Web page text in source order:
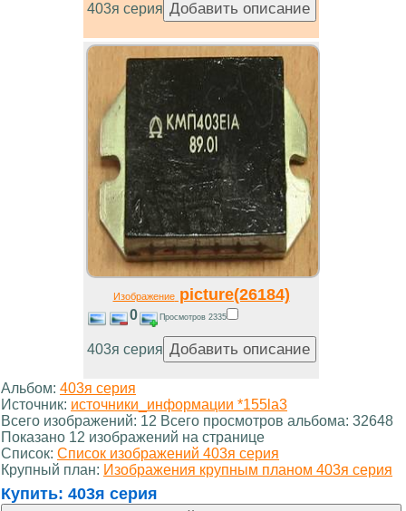
403я серия
Изображениеpicture(26184)
0 Просмотров 2335
403я серия
Альбом: 403я серия
Источник: источники_информации *155la3
Всего изображений: 12 Всего просмотров альбома: 32648
Показано 12 изображений на странице
Список: Список изображений 403я серия
Крупный план: Изображения крупным планом 403я серия
Купить: 403я серия